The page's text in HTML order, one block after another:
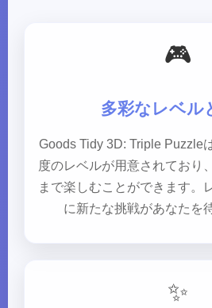
🎮
多彩なレベル
Goods Tidy 3D: Triple Puzzle
度のレベルが用意されており
まで楽しむことができます。
に新たな挑戦があなたを
✨